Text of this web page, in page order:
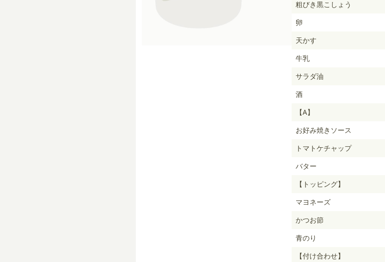
粗びき黒こしょう
卵
天かす
牛乳
サラダ油
酒
【A】
お好み焼きソース
トマトケチャップ
バター
【トッピング】
マヨネーズ
かつお節
青のり
【付け合わせ】